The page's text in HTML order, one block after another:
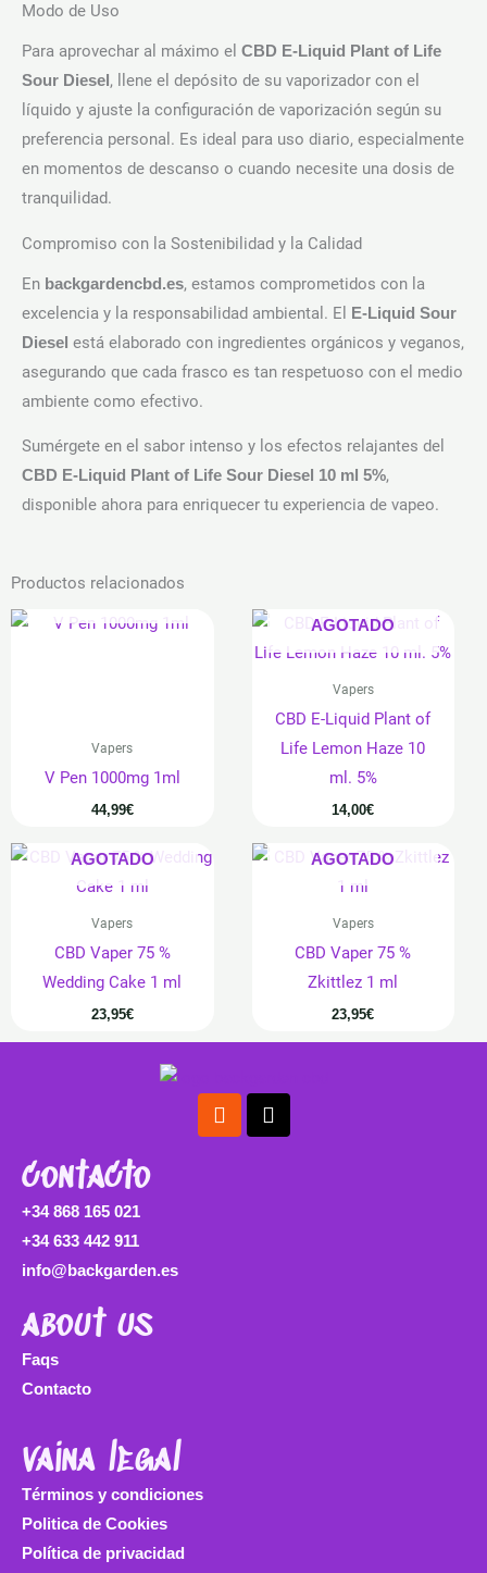
Modo de Uso
Para aprovechar al máximo el CBD E-Liquid Plant of Life
Sour Diesel , llene el depósito de su vaporizador con el
líquido y ajuste la configuración de vaporización según su
preferencia personal. Es ideal para uso diario, especialmente
en momentos de descanso o cuando necesite una dosis de
tranquilidad.
Compromiso con la Sostenibilidad y la Calidad
En backgardencbd.es, estamos comprometidos con la
excelencia y la responsabilidad ambiental. El
E-Liquid Sour
Diesel está elaborado con ingredientes orgánicos y veganos,
asegurando que cada frasco es tan respetuoso con el medio
ambiente como efectivo.
Sumérgete en el sabor intenso y los efectos relajantes del
CBD E-Liquid Plant of Life Sour Diesel 10 ml 5%,
disponible ahora para enriquecer tu experiencia de vapeo.
Productos relacionados
Vapers
V Pen 1000mg 1ml
44,99€
AGOTADO
Vapers
CBD E-Liquid Plant of
Life Lemon Haze 10
ml. 5%
14,00€
AGOTADO
Vapers
CBD Vaper 75 %
Wedding Cake 1 ml
23,95€
AGOTADO
Vapers
CBD Vaper 75 %
Zkittlez 1 ml
23,95€
Instagram
Tiktok
contacto
+34 868 165 021
+34 633 442 911
info@backgarden.es
about us
Faqs
Contacto
vaina legal
Términos y condiciones
Politica de Cookies
Política de privacidad